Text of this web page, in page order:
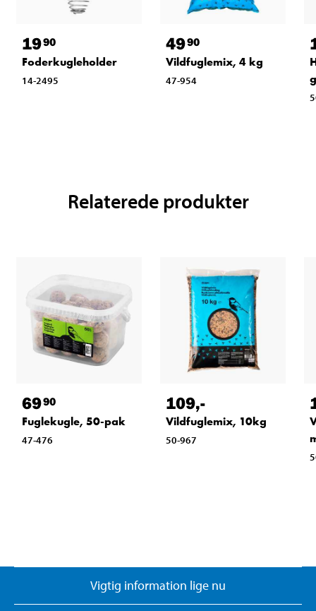
1990
Foderkugleholder
14-2495
4990
Vildfuglemix, 4 kg
47-954
g
Relaterede produkter
6990
Fuglekugle, 50-pak
47-476
109,-
Vildfuglemix, 10kg
50-967
Vigtig information lige nu